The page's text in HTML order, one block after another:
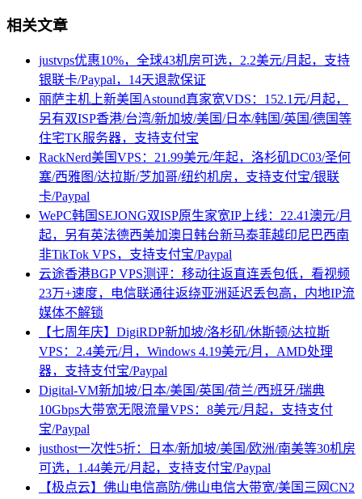
相关文章
justvps优惠10%，全球43机房可选，2.2美元/月起，支持
银联卡/Paypal，14天退款保证
丽萨主机上新美国Astound真家宽VDS：152.1元/月起，
另有双ISP香港/台湾/新加坡/美国/日本/韩国/英国/德国等
住宅TK服务器，支持支付宝
RackNerd美国VPS：21.99美元/年起，洛杉矶DC03/圣何
塞/西雅图/达拉斯/芝加哥/纽约机房，支持支付宝/银联
卡/Paypal
WePC韩国SEJONG双ISP原生家宽IP上线：22.41澳元/月
起，另有英法德西美加澳日韩台新马泰菲越印尼巴西南
非TikTok VPS，支持支付宝/Paypal
云途香港BGP VPS测评：移动往返直连丢包低，看视频
23万+速度，电信联通往返绕亚洲延迟丢包高，内地IP流
媒体不解锁
【七周年庆】DigiRDP新加坡/洛杉矶/休斯顿/达拉斯
VPS：2.4美元/月，Windows 4.19美元/月，AMD处理
器，支持支付宝/Paypal
Digital-VM新加坡/日本/美国/英国/荷兰/西班牙/瑞典
10Gbps大带宽无限流量VPS：8美元/月起，支持支付
宝/Paypal
justhost一次性5折：日本/新加坡/美国/欧洲/南美等30机房
可选，1.44美元/月起，支持支付宝/Paypal
【极点云】佛山电信高防/佛山电信大带宽/美国三网CN2